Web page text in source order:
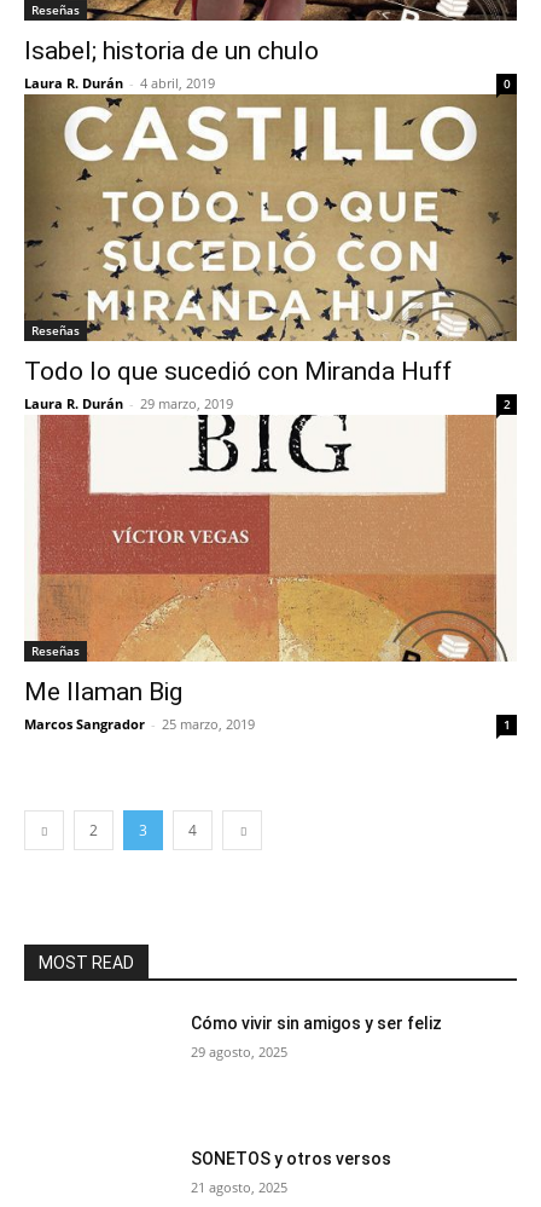
Reseñas
Isabel; historia de un chulo
Laura R. Durán - 4 abril, 2019 0
Reseñas
Todo lo que sucedió con Miranda Huff
Laura R. Durán - 29 marzo, 2019 2
Reseñas
Me llaman Big
Marcos Sangrador - 25 marzo, 2019 1
2 3 4
MOST READ
Cómo vivir sin amigos y ser feliz
29 agosto, 2025
SONETOS y otros versos
21 agosto, 2025